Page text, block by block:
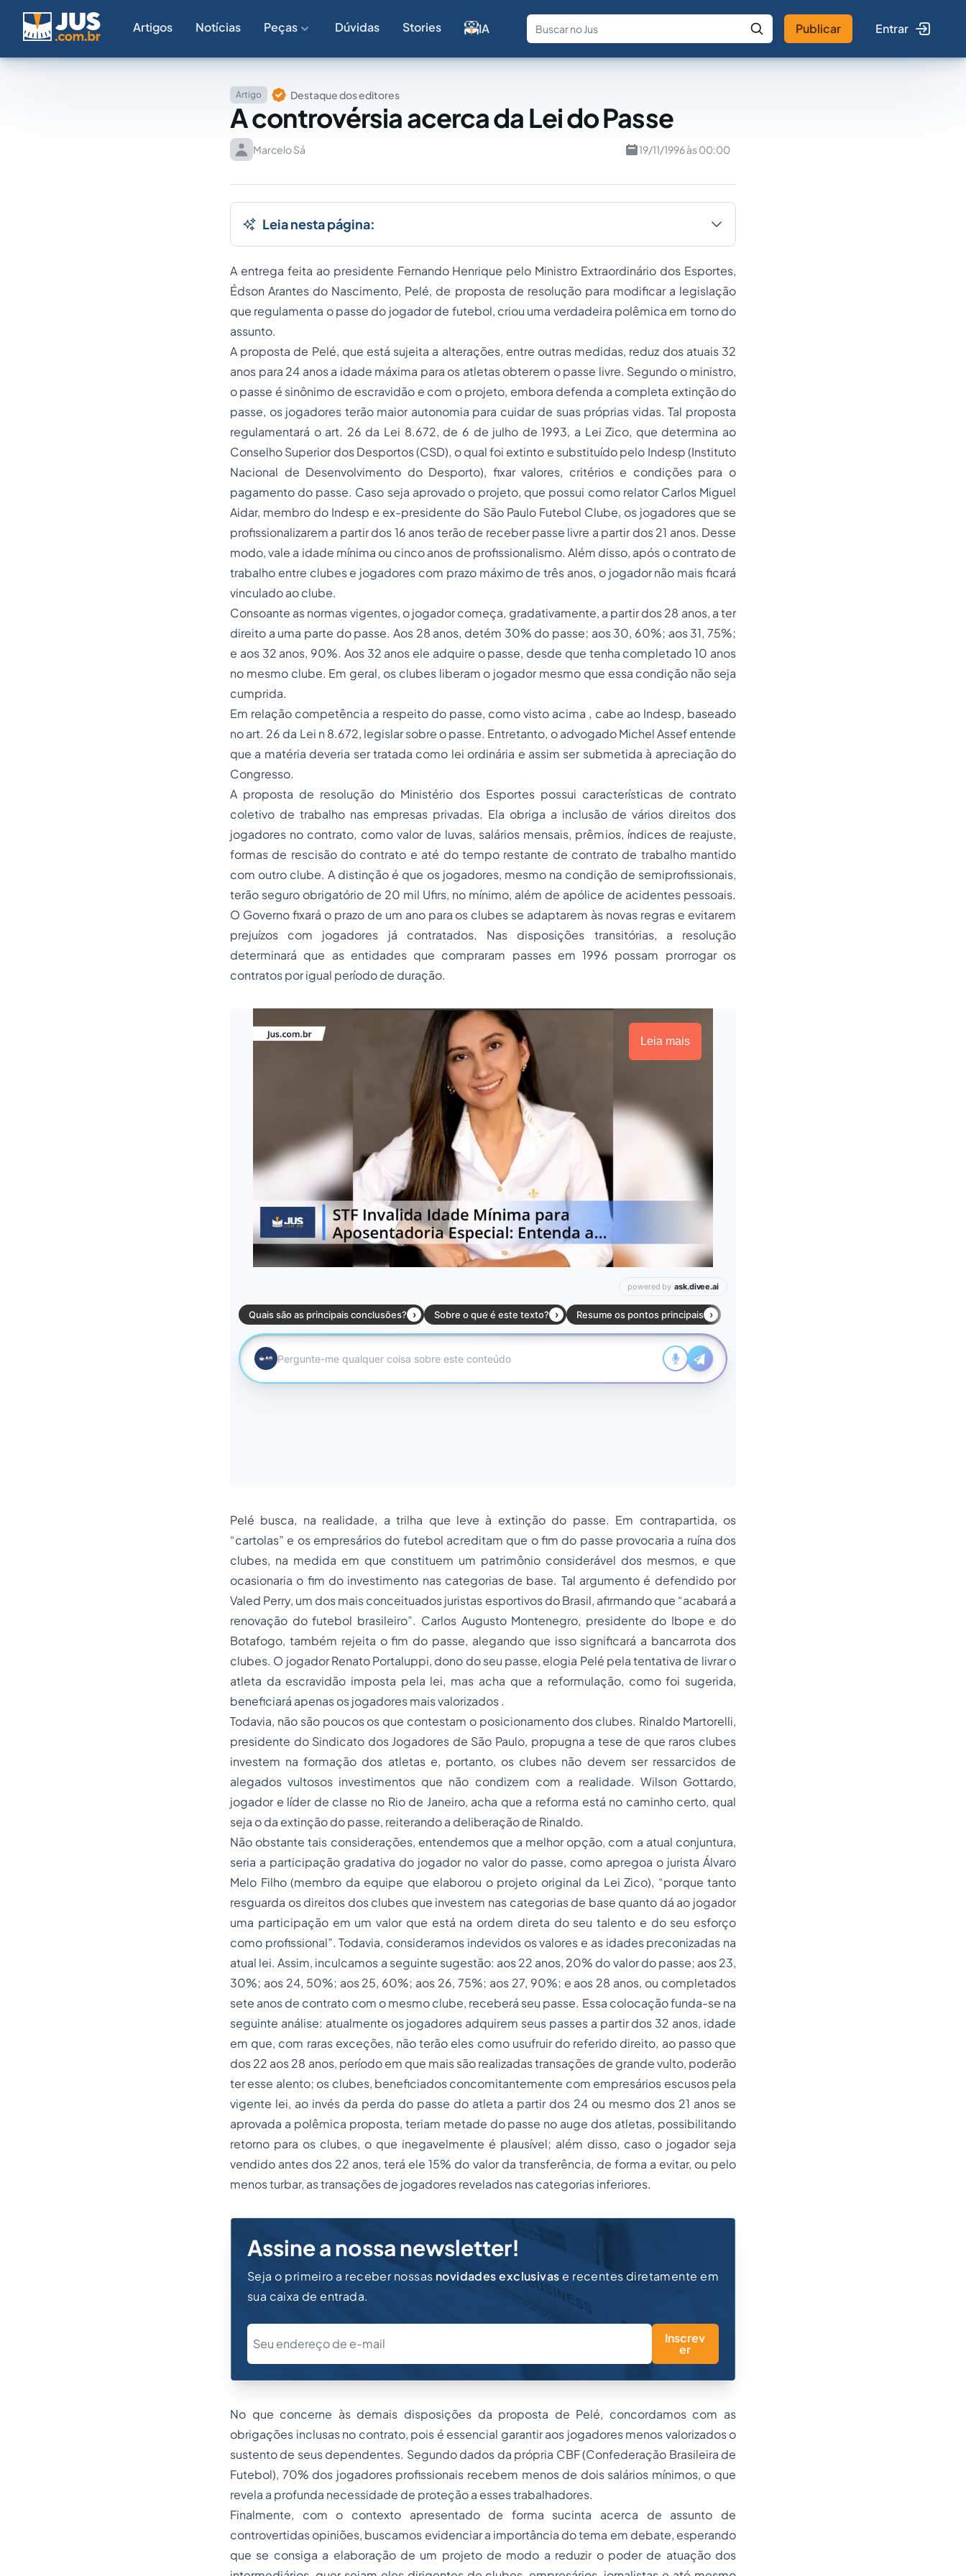
Artigos Notícias Peças Dúvidas Stories IA
Fale com a IA Buscar no Jus
Publicar Entrar
Artigo Destaque dos editores
A controvérsia acerca da Lei do Passe
Marcelo Sá 19/11/1996 às 00:00
Leia nesta página:
A entrega feita ao presidente Fernando Henrique pelo Ministro Extraordinário dos Esportes,
Édson Arantes do Nascimento, Pelé, de proposta de resolução para modificar a legislação
que regulamenta o passe do jogador de futebol, criou uma verdadeira polêmica em torno do
assunto.
A proposta de Pelé, que está sujeita a alterações, entre outras medidas, reduz dos atuais 32
anos para 24 anos a idade máxima para os atletas obterem o passe livre. Segundo o ministro,
o passe é sinônimo de escravidão e com o projeto, embora defenda a completa extinção do
passe, os jogadores terão maior autonomia para cuidar de suas próprias vidas. Tal proposta
regulamentará o art. 26 da Lei 8.672, de 6 de julho de 1993, a Lei Zico, que determina ao
Conselho Superior dos Desportos (CSD), o qual foi extinto e substituído pelo Indesp (Instituto
Nacional de Desenvolvimento do Desporto), fixar valores, critérios e condições para o
pagamento do passe. Caso seja aprovado o projeto, que possui como relator Carlos Miguel
Aidar, membro do Indesp e ex-presidente do São Paulo Futebol Clube, os jogadores que se
profissionalizarem a partir dos 16 anos terão de receber passe livre a partir dos 21 anos. Desse
modo, vale a idade mínima ou cinco anos de profissionalismo. Além disso, após o contrato de
trabalho entre clubes e jogadores com prazo máximo de três anos, o jogador não mais ficará
vinculado ao clube.
Consoante as normas vigentes, o jogador começa, gradativamente, a partir dos 28 anos, a ter
direito a uma parte do passe. Aos 28 anos, detém 30% do passe; aos 30, 60%; aos 31, 75%;
e aos 32 anos, 90%. Aos 32 anos ele adquire o passe, desde que tenha completado 10 anos
no mesmo clube. Em geral, os clubes liberam o jogador mesmo que essa condição não seja
cumprida.
Em relação competência a respeito do passe, como visto acima , cabe ao Indesp, baseado
no art. 26 da Lei n 8.672, legislar sobre o passe. Entretanto, o advogado Michel Assef entende
que a matéria deveria ser tratada como lei ordinária e assim ser submetida à apreciação do
Congresso.
A proposta de resolução do Ministério dos Esportes possui características de contrato
coletivo de trabalho nas empresas privadas. Ela obriga a inclusão de vários direitos dos
jogadores no contrato, como valor de luvas, salários mensais, prêmios, índices de reajuste,
formas de rescisão do contrato e até do tempo restante de contrato de trabalho mantido
com outro clube. A distinção é que os jogadores, mesmo na condição de semiprofissionais,
terão seguro obrigatório de 20 mil Ufirs, no mínimo, além de apólice de acidentes pessoais.
O Governo fixará o prazo de um ano para os clubes se adaptarem às novas regras e evitarem
prejuízos com jogadores já contratados. Nas disposições transitórias, a resolução
determinará que as entidades que compraram passes em 1996 possam prorrogar os
contratos por igual período de duração.
Leia mais
Pelé busca, na realidade, a trilha que leve à extinção do passe. Em contrapartida, os
“cartolas” e os empresários do futebol acreditam que o fim do passe provocaria a ruína dos
clubes, na medida em que constituem um patrimônio considerável dos mesmos, e que
ocasionaria o fim do investimento nas categorias de base. Tal argumento é defendido por
Valed Perry, um dos mais conceituados juristas esportivos do Brasil, afirmando que “acabará a
renovação do futebol brasileiro”. Carlos Augusto Montenegro, presidente do Ibope e do
Botafogo, também rejeita o fim do passe, alegando que isso significará a bancarrota dos
clubes. O jogador Renato Portaluppi, dono do seu passe, elogia Pelé pela tentativa de livrar o
atleta da escravidão imposta pela lei, mas acha que a reformulação, como foi sugerida,
beneficiará apenas os jogadores mais valorizados .
Todavia, não são poucos os que contestam o posicionamento dos clubes. Rinaldo Martorelli,
presidente do Sindicato dos Jogadores de São Paulo, propugna a tese de que raros clubes
investem na formação dos atletas e, portanto, os clubes não devem ser ressarcidos de
alegados vultosos investimentos que não condizem com a realidade. Wilson Gottardo,
jogador e líder de classe no Rio de Janeiro, acha que a reforma está no caminho certo, qual
seja o da extinção do passe, reiterando a deliberação de Rinaldo.
Não obstante tais considerações, entendemos que a melhor opção, com a atual conjuntura,
seria a participação gradativa do jogador no valor do passe, como apregoa o jurista Álvaro
Melo Filho (membro da equipe que elaborou o projeto original da Lei Zico), “porque tanto
resguarda os direitos dos clubes que investem nas categorias de base quanto dá ao jogador
uma participação em um valor que está na ordem direta do seu talento e do seu esforço
como profissional”. Todavia, consideramos indevidos os valores e as idades preconizadas na
atual lei. Assim, inculcamos a seguinte sugestão: aos 22 anos, 20% do valor do passe; aos 23,
30%; aos 24, 50%; aos 25, 60%; aos 26, 75%; aos 27, 90%; e aos 28 anos, ou completados
sete anos de contrato com o mesmo clube, receberá seu passe. Essa colocação funda-se na
seguinte análise: atualmente os jogadores adquirem seus passes a partir dos 32 anos, idade
em que, com raras exceções, não terão eles como usufruir do referido direito, ao passo que
dos 22 aos 28 anos, período em que mais são realizadas transações de grande vulto, poderão
ter esse alento; os clubes, beneficiados concomitantemente com empresários escusos pela
vigente lei, ao invés da perda do passe do atleta a partir dos 24 ou mesmo dos 21 anos se
aprovada a polêmica proposta, teriam metade do passe no auge dos atletas, possibilitando
retorno para os clubes, o que inegavelmente é plausível; além disso, caso o jogador seja
vendido antes dos 22 anos, terá ele 15% do valor da transferência, de forma a evitar, ou pelo
menos turbar, as transações de jogadores revelados nas categorias inferiores.
Assine a nossa newsletter!
Seja o primeiro a receber nossasnovidades exclusivas e recentes diretamente em
sua caixa de entrada.
Inscrev
er
No que concerne às demais disposições da proposta de Pelé, concordamos com as
obrigações inclusas no contrato, pois é essencial garantir aos jogadores menos valorizados o
sustento de seus dependentes. Segundo dados da própria CBF (Confederação Brasileira de
Futebol), 70% dos jogadores profissionais recebem menos de dois salários mínimos, o que
revela a profunda necessidade de proteção a esses trabalhadores.
Finalmente, com o contexto apresentado de forma sucinta acerca de assunto de
controvertidas opiniões, buscamos evidenciar a importância do tema em debate, esperando
que se consiga a elaboração de um projeto de modo a reduzir o poder de atuação dos